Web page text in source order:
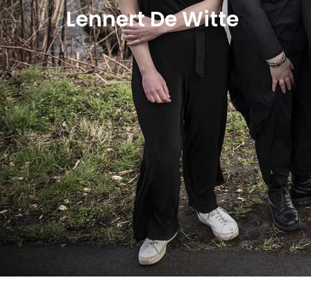
Lennert De Witte